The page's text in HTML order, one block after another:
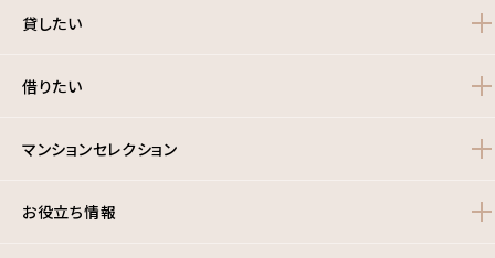
貸したい
借りたい
マンションセレクション
お役立ち情報